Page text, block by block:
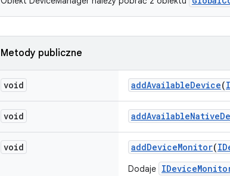
Metody publiczne
void addAvailableDevice(
void addAvailableNative
void addDeviceMonitor(
Dodaje